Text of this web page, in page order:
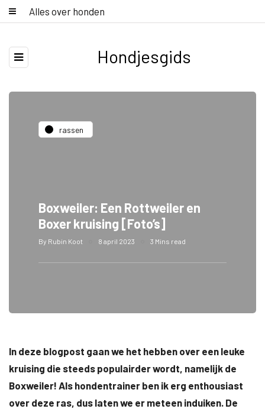
Alles over honden
Hondjesgids
rassen
Boxweiler: Een Rottweiler en
Boxer kruising [Foto’s]
By Rubin Koot 8 april 2023 3 Mins read
In deze blogpost gaan we het hebben over een leuke
kruising die steeds populairder wordt, namelijk de
Boxweiler! Als hondentrainer ben ik erg enthousiast
over deze ras, dus laten we er meteen induiken. De